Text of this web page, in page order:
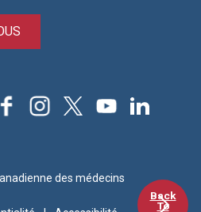
Back
To
FacebookInstagram
X YoutubeLinkedIn
des médecins